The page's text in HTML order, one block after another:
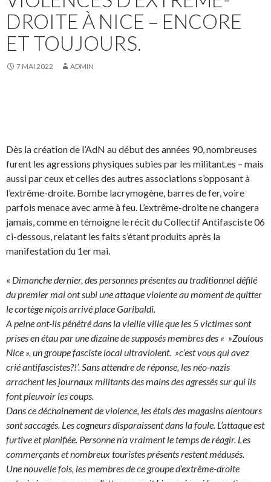
DROITE À NICE – ENCORE
ET TOUJOURS.
7 MAI 2022 ADMIN
Dès la création de l’AdN au début des années 90, nombreuses
furent les agressions physiques subies par les militant.es – mais
aussi par ceux et celles des autres associations s’opposant à
l’extrême-droite. Bombe lacrymogène, barres de fer, voire
parfois menace avec arme à feu. L’extrême-droite ne changera
jamais, comme en témoigne le récit du Collectif Antifasciste 06
ci-dessous, relatant les faits s’étant produits après la
manifestation du 1er mai.
« Dimanche dernier, des personnes présentes au traditionnel défilé
du premier mai ont subi une attaque violente au moment de quitter
le cortège niçois arrivé place Garibaldi.
A peine ont-ils pénétré dans la vieille ville que les 5 victimes sont
prises en étau par une dizaine de supposés membres des « »Zoulous
Nice », un groupe fasciste local ultraviolent. »c’est vous qui avez
crié antifascistes?!’. Sans attendre de réponse, les néo-nazis
arrachent les journaux militants des mains des agressés sur qui ils
font pleuvoir les coups.
Dans ce déchainement de violence, les étals des magasins alentours
sont saccagés. Les cogneurs disparaissent dans la foule. L’attaque est
furtive et planifiée. Personne n’a vraiment le temps de réagir. Les
commerçants et nombreux touristes présents restent médusés.
Une nouvelle fois, les membres de ce groupe d’extrême-droite